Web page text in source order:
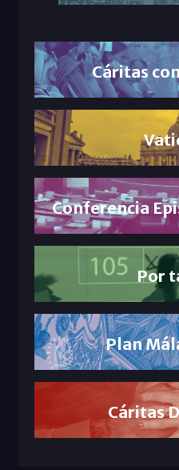
Cáritas
Conferencia
Por
Plan
Cáritas